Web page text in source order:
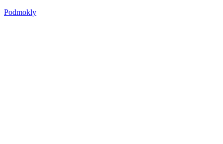
Podmokly